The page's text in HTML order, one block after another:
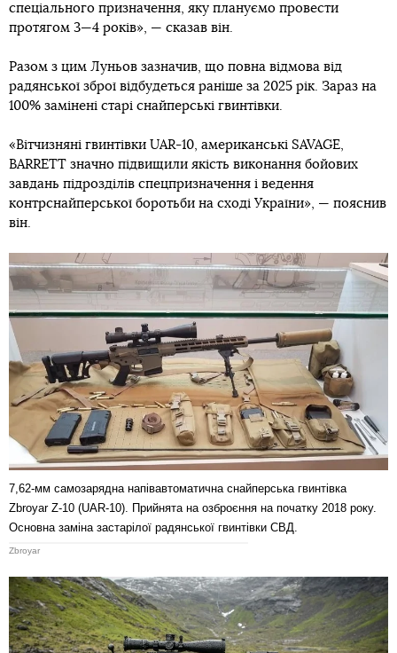
спеціального призначення, яку плануємо провести
протягом 3—4 років», — сказав він.
Разом з цим Луньов зазначив, що повна відмова від
радянської зброї відбудеться раніше за 2025 рік. Зараз на
100% замінені старі снайперські гвинтівки.
«Вітчизняні гвинтівки UAR-10, американські SAVAGE,
BARRETT значно підвищили якість виконання бойових
завдань підрозділів спецпризначення і ведення
контрснайперської боротьби на сході України», — пояснив
він.
7,62-мм самозарядна напівавтоматична снайперська гвинтівка
Zbroyar Z-10 (UAR-10). Прийнята на озброєння на початку 2018 року.
Основна заміна застарілої радянської гвинтівки СВД.
Zbroyar